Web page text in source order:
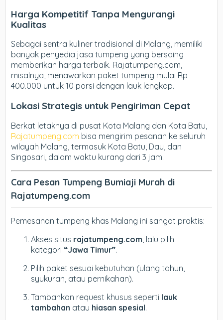
Harga Kompetitif Tanpa Mengurangi
Kualitas
Sebagai sentra kuliner tradisional di Malang, memiliki
banyak penyedia jasa tumpeng yang bersaing
memberikan harga terbaik. Rajatumpeng.com,
misalnya, menawarkan paket tumpeng mulai Rp
400.000 untuk 10 porsi dengan lauk lengkap.
Lokasi Strategis untuk Pengiriman Cepat
Berkat letaknya di pusat Kota Malang dan Kota Batu,
Rajatumpeng.com bisa mengirim pesanan ke seluruh
wilayah Malang, termasuk Kota Batu, Dau, dan
Singosari, dalam waktu kurang dari 3 jam.
Cara Pesan Tumpeng Bumiaji Murah di
Rajatumpeng.com
Pemesanan tumpeng khas Malang ini sangat praktis:
Akses situs rajatumpeng.com , lalu pilih
kategori “Jawa Timur”.
Pilih paket sesuai kebutuhan (ulang tahun,
syukuran, atau pernikahan).
Tambahkan request khusus seperti lauk
tambahan atau hiasan spesial.